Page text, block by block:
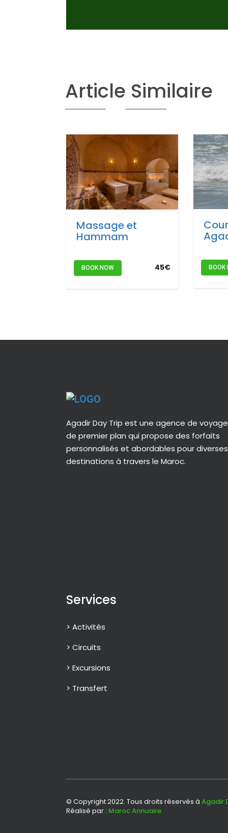
Article Similaire
Massage et
Hammam
BOOK NOW 45€ BOOK
Agadir Day Trip est une agence de
de premier plan qui propose des forfaits
personnalisés et abordables pour diverses
destinations à travers le Maroc.
Services
> Activités
> Circuits
> Excursions
> Transfert
© Copyright 2022. Tous droits réservés à Agadir
Réalisé par : Maroc Annuaire